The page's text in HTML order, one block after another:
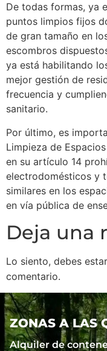
De todas formas, ya
puntos limpios fijos
de gran tamaño en
escombros
ya está habilitando
mejor gestión de
frecuencia y
sanitario.
Por último, es
Limpieza de
en su artículo 14
electrodomésticos y
similares en los
en vía pública de
Deja una
Lo siento, debes estar
comentario.
ZONAS A LAS
Alquiler de